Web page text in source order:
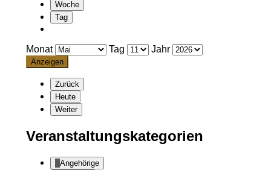
Woche
Tag
Monat Tag Jahr
Zurück
Heute
Weiter
Veranstaltungskategorien
Angehörige